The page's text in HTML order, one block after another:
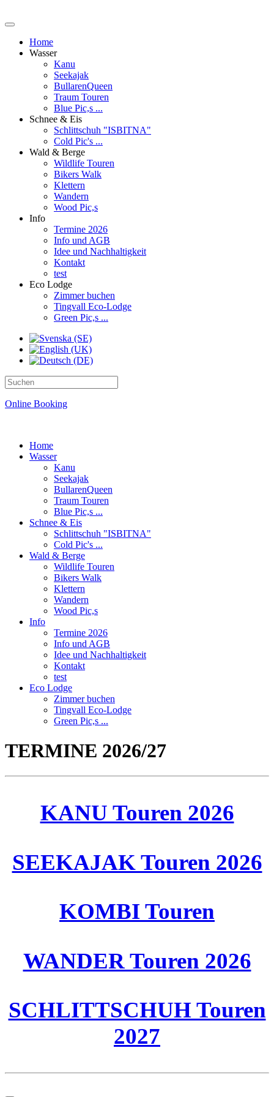
Home
Wasser
Kanu
Seekajak
BullarenQueen
Traum Touren
Blue Pic,s ...
Schnee & Eis
Schlittschuh "ISBITNA"
Cold Pic's ...
Wald & Berge
Wildlife Touren
Bikers Walk
Klettern
Wandern
Wood Pic,s
Info
Termine 2026
Info und AGB
Idee und Nachhaltigkeit
Kontakt
test
Eco Lodge
Zimmer buchen
Tingvall Eco-Lodge
Green Pic,s ...
Online Booking
Home
Wasser
Kanu
Seekajak
BullarenQueen
Traum Touren
Blue Pic,s ...
Schnee & Eis
Schlittschuh "ISBITNA"
Cold Pic's ...
Wald & Berge
Wildlife Touren
Bikers Walk
Klettern
Wandern
Wood Pic,s
Info
Termine 2026
Info und AGB
Idee und Nachhaltigkeit
Kontakt
test
Eco Lodge
Zimmer buchen
Tingvall Eco-Lodge
Green Pic,s ...
TERMINE 2026/27
KANU Touren 2026
SEEKAJAK Touren 2026
KOMBI Touren
WANDER Touren 2026
SCHLITTSCHUH Touren
2027